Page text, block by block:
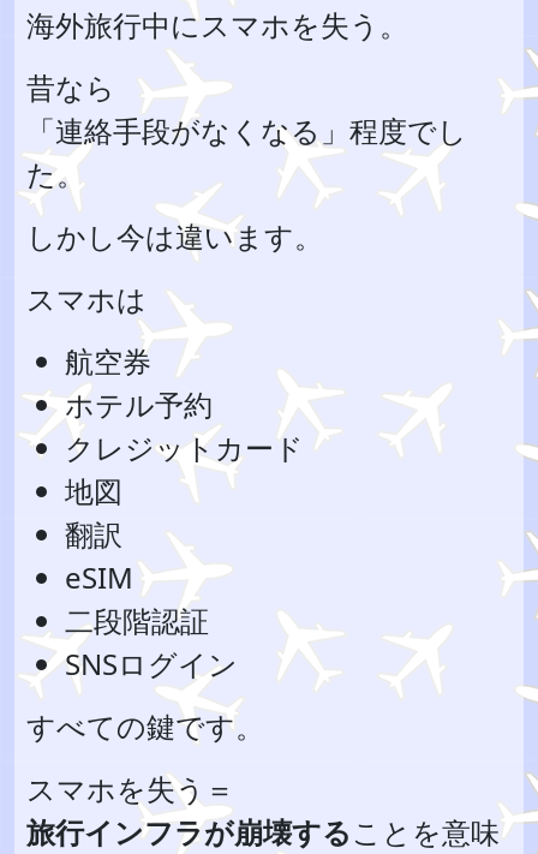
海外旅行中にスマホを失う。
昔なら
「連絡手段がなくなる」程度でし
た。
しかし今は違います。
スマホは
航空券
ホテル予約
クレジットカード
地図
翻訳
eSIM
二段階認証
SNSログイン
すべての鍵です。
スマホを失う＝
旅行インフラが崩壊することを意味